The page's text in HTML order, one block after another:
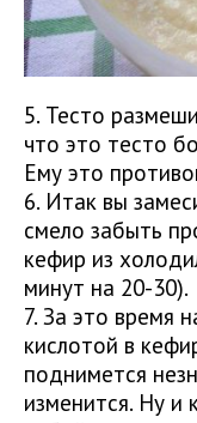
5. Тесто
что это тесто
Ему это
6. Итак вы
смело забыть
кефир из
минут на 20-30).
7. За это время
кислотой в
поднимется
изменится. Ну и